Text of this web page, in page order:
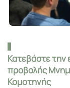
Κατεβάστε την
προβολής
Κομοτηνής